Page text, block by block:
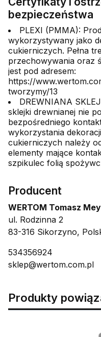
bezpieczeństwa
PLEXI (PMMA):
wykorzystywany jako
cukierniczych. Pełna
przechowywania oraz
jest pod adresem:
https://
tworzymy/13
DREWNIANA
sklejki drewnianej nie
bezpośredniego
wykorzystania
cukierniczych należy
elementy mające
szpikulec folią
Producent
WERTOM Tomasz
ul. Rodzinna 2
83-316 Sikorzyno,
534356924
sklep@wertom.com.pl
Produkty